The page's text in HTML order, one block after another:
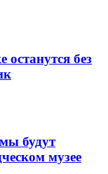
без
будут
музее